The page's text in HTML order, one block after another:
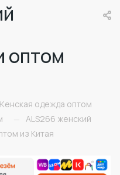
оптом
одежда оптом
— ALS266 женский
из Китая